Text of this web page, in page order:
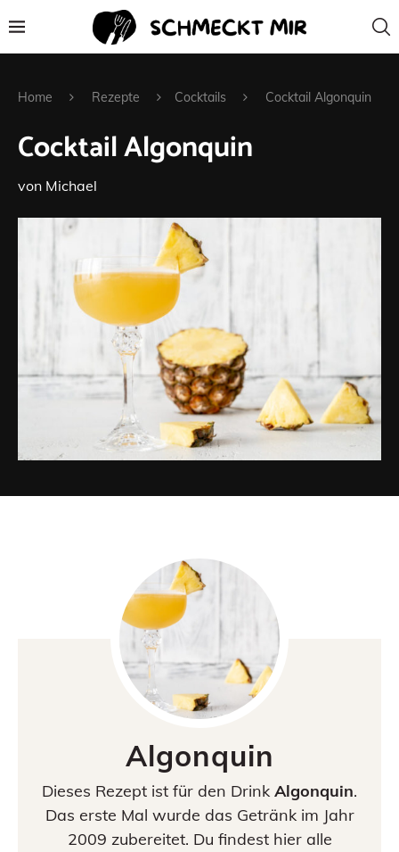
Home Rezepte Cocktails Cocktail Algonquin
Cocktail Algonquin
von Michael
Algonquin
Dieses Rezept ist für den Drink Algonquin.
Das erste Mal wurde das Getränk im Jahr
2009 zubereitet. Du findest hier alle